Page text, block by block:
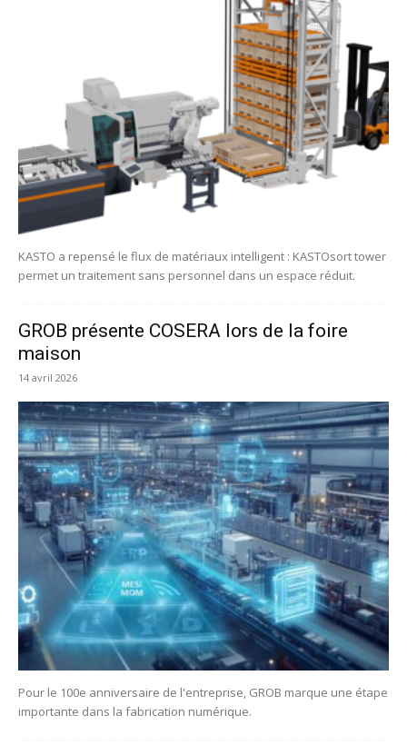
KASTO a repensé le flux de matériaux intelligent : KASTOsort tower
permet un traitement sans personnel dans un espace réduit.
GROB présente COSERA lors de la foire
maison
14 avril 2026
Pour le 100e anniversaire de l'entreprise, GROB marque une étape
importante dans la fabrication numérique.